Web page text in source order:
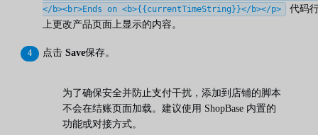
</b><br>Ends on <b>{{currentTimeString}}</b></p>
代码
上更改产品页面上显示的内容。
点击 Save保存。
为了确保安全并防止支付干扰，添加到店铺的脚本
不会在结账页面加载。建议使用 ShopBase 内置的
功能或对接方式。